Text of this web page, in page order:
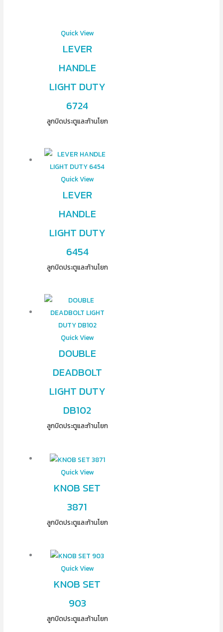
Quick View
LEVER
HANDLE
LIGHT DUTY
6724
ลูกบิดประตูและก้านโยก
Quick View
LEVER
HANDLE
LIGHT DUTY
6454
ลูกบิดประตูและก้านโยก
Quick View
DOUBLE
DEADBOLT
LIGHT DUTY
DB102
ลูกบิดประตูและก้านโยก
Quick View
KNOB SET
3871
ลูกบิดประตูและก้านโยก
Quick View
KNOB SET
903
ลูกบิดประตูและก้านโยก